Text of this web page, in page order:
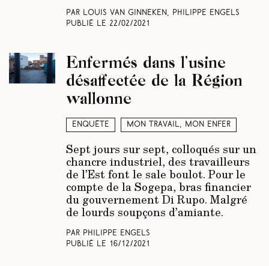
Par Louis Van Ginneken, Philippe Engels
Publié le 22/02/2021
Enquête Mon travail, mon enfer
Enfermés dans l’usine
désaffectée de la Région
wallonne
Sept jours sur sept, colloqués sur un
chancre industriel, des travailleurs
de l’Est font le sale boulot. Pour le
compte de la Sogepa, bras financier
du gouvernement Di Rupo. Malgré
de lourds soupçons d’amiante.
Par Philippe Engels
Publié le
16/12/2021